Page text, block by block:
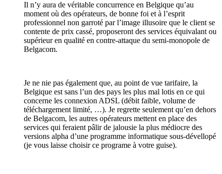
Il n’y aura de véritable concurrence en Belgique qu’au
moment où des opérateurs, de bonne foi et à l’esprit
professionnel non garroté par l’image illusoire que le client se
contente de prix cassé, proposeront des services équivalant ou
supérieur en qualité en contre-attaque du semi-monopole de
Belgacom.
Je ne nie pas également que, au point de vue tarifaire, la
Belgique est sans l’un des pays les plus mal lotis en ce qui
concerne les connexion ADSL (débit faible, volume de
téléchargement limité, …). Je regrette seulement qu’en dehors
de Belgacom, les autres opérateurs mettent en place des
services qui feraient pâlir de jalousie la plus médiocre des
versions alpha d’une programme informatique sous-dévellopé
(je vous laisse choisir ce programe à votre guise).